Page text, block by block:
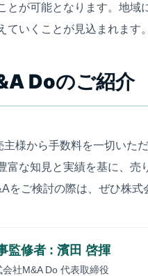
とが可能となります。地
ていくことが見込まれます。
Doのご紹介
様から手数料を一切いた
富な知見と実績を基に、
をご検討の際は、ぜひ株式
監修者 : 濱田 啓揮
会社M&A Do 代表取締役